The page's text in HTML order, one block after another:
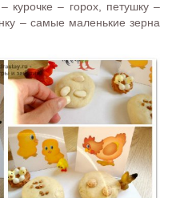
курочке – горох, петушку –
– самые маленькие зерна